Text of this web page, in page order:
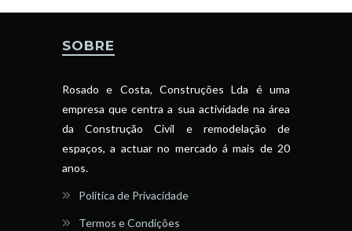
SOBRE
Rosado e Costa, Construções Lda é uma
empresa que centra a sua actividade na área
da Construção Civil e remodelação de
espaços, a actuar no mercado á mais de 20
anos.
Política de Privacidade
Termos e Condições